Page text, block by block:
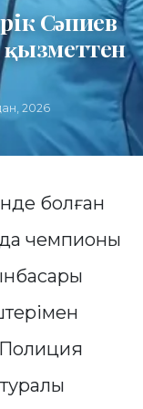
Сәпиев
2026
болған
чемпионы